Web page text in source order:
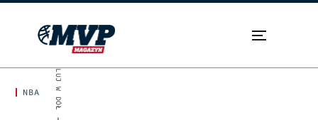
NBA SKROLUJ W DÓŁ